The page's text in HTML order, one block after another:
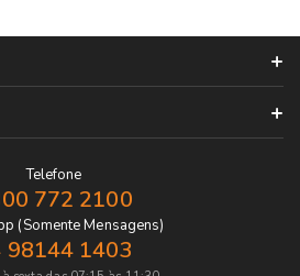
Telefone
772 2100
(Somente Mensagens)
98144 1403